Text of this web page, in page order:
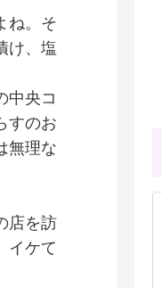
ね。そ
け、塩
中央コ
すのお
無理な
店を訪
イケて